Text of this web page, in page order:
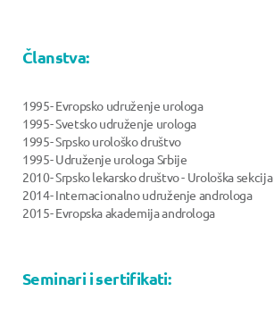
Članstva:
1995- Evropsko udruženje urologa
1995- Svetsko udruženje urologa
1995- Srpsko urološko društvo
1995- Udruženje urologa Srbije
2010- Srpsko lekarsko društvo - Urološka sekcija
2014- Internacionalno udruženje androloga
2015- Evropska akademija androloga
Seminari i sertifikati: